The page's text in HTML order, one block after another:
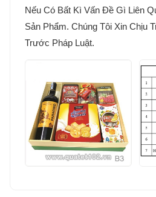
Nếu Có Bất Kì Vấn Đề Gì Liên
Sản Phẩm. Chúng Tôi Xin Chịu
Trước Pháp Luật.